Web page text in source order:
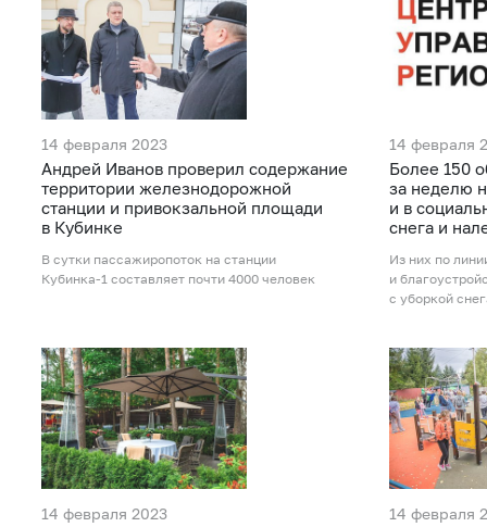
14 февраля 2023
Андрей Иванов проверил содержание
территории железнодорожной
станции и привокзальной площади
в Кубинке
В сутки пассажиропоток на станции
Кубинка-1 составляет почти 4000 человек
14 февраля
Более 150
за неделю
и в
снега и
Из них по
и
с уборкой
14 февраля 2023 14 февраля